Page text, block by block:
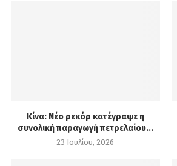
Κίνα: Νέο ρεκόρ κατέγραψε η
συνολική παραγωγή πετρελαίου...
23 Ιουλίου, 2026